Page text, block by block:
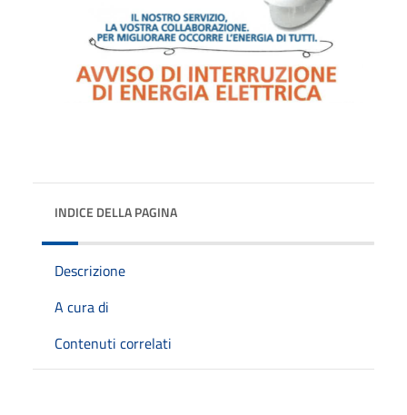
INDICE DELLA PAGINA
Descrizione
A cura di
Contenuti correlati